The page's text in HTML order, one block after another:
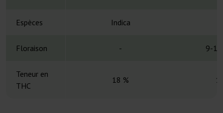
Espèces Indica
Floraison - 9-10
Teneur en
THC
18 %